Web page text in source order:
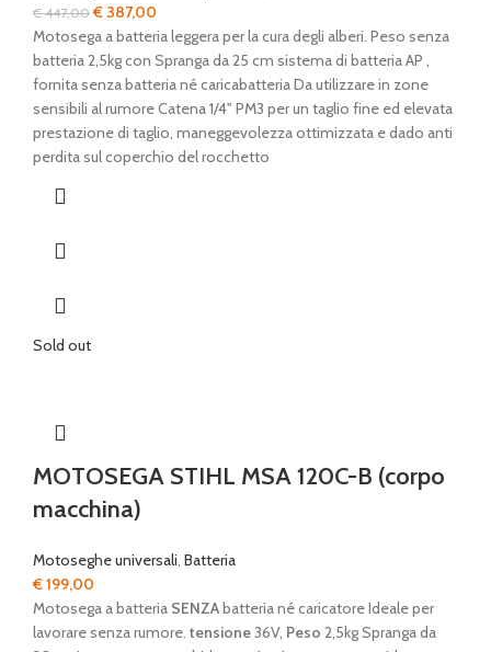
€447,00Il
prezzo
originale
era:
€ 447,00.
€ 387,00
prezzo
attuale
è:
€ 387,00.
Motosega a batteria leggera per la cura degli alberi. Peso senza
batteria 2,5kg con Spranga da 25 cm sistema di batteria AP ,
fornita senza batteria né caricabatteria Da utilizzare in zone
sensibili al rumore Catena 1/4" PM3 per un taglio fine ed elevata
prestazione di taglio, maneggevolezza ottimizzata e dado anti
perdita sul coperchio del rocchetto
Sold out
MOTOSEGA STIHL MSA 120C-B (corpo
macchina)
Motoseghe universali, Batteria
€199,00
Motosega a batteria SENZAbatteria né caricatore Ideale per
lavorare senza rumore. tensione36V, Peso 2,5kg Spranga da